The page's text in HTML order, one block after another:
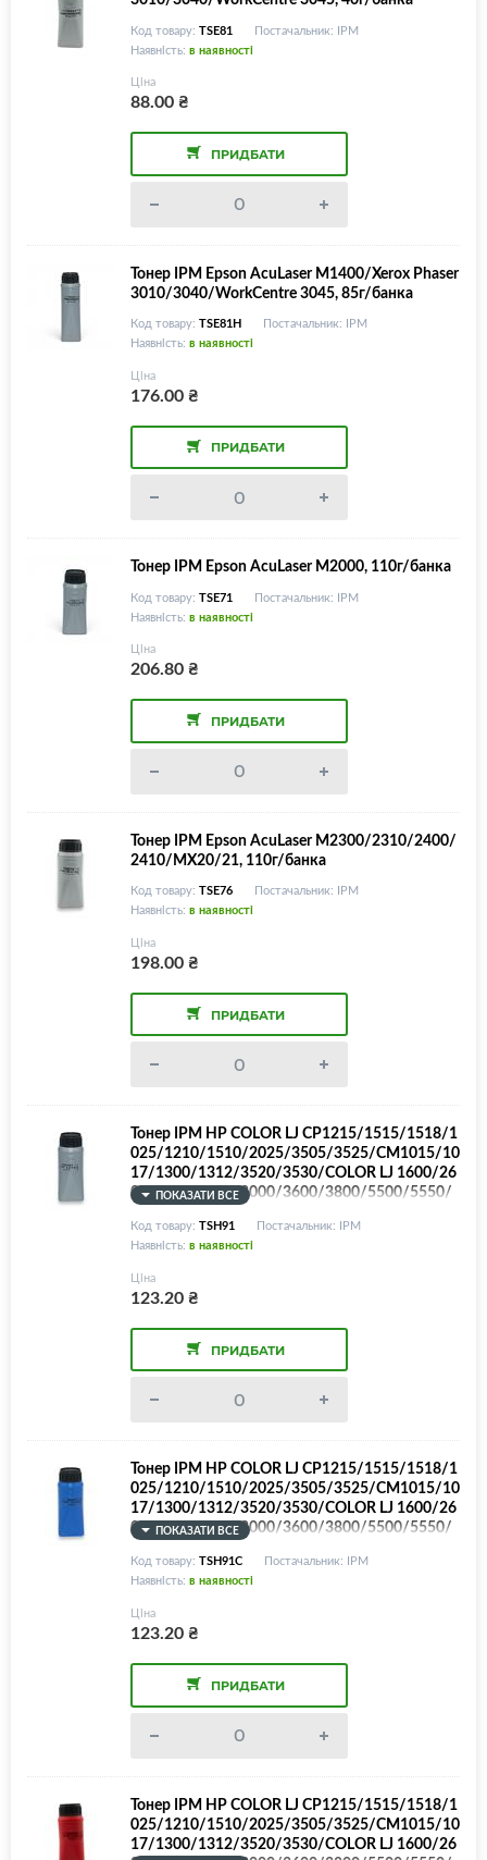
D/8205D, 600г/банка
Код товару: TSE81
Постачальник: IPM
Наявність: в наявності
Ціна
88.00₴
ПРИДБАТИ
Тонер IPM Epson AcuLaser M1400/Xerox Phaser
3010/3040/WorkCentre 3045, 85г/банка
Код товару: TSE81H
Постачальник: IPM
Наявність: в наявності
Ціна
176.00₴
ПРИДБАТИ
Тонер IPM Epson AcuLaser M2000, 110г/банка
Код товару: TSE71
Постачальник: IPM
Наявність: в наявності
Ціна
206.80₴
ПРИДБАТИ
Тонер IPM Epson AcuLaser M2300/2310/2400/
2410/MX20/21, 110г/банка
Код товару: TSE76
Постачальник: IPM
Наявність: в наявності
Ціна
198.00₴
ПРИДБАТИ
Тонер IPM HP COLOR LJ CP1215/1515/1518/1
025/1210/1510/2025/3505/3525/CM1015/10
17/1300/1312/3520/3530/COLOR LJ 1600/26
00/2605/2700/3000/3600/3800/5500/5550/
M175/252/275/277/351/375/377/451/452/4
75/477/551/552/553/Canon LBP5050/5300/7
010/7018/7700/7750/MF8050/8450/9130 та і
нші моделі, Black, 30г/банка
ПОКАЗАТИ ВСЕ
Код товару: TSH91
Постачальник: IPM
Наявність: в наявності
Ціна
123.20₴
ПРИДБАТИ
Тонер IPM HP COLOR LJ CP1215/1515/1518/1
025/1210/1510/2025/3505/3525/CM1015/10
17/1300/1312/3520/3530/COLOR LJ 1600/26
00/2605/2700/3000/3600/3800/5500/5550/
M175/252/275/277/351/375/377/451/452/4
75/477/551/552/553/Canon LBP5050/5300/7
010/7018/7700/7750/MF8050/8450/9130 та і
нші моделі, Cyan, 30г/банка
ПОКАЗАТИ ВСЕ
Код товару: TSH91C
Постачальник: IPM
Наявність: в наявності
Ціна
123.20₴
ПРИДБАТИ
Тонер IPM HP COLOR LJ CP1215/1515/1518/1
025/1210/1510/2025/3505/3525/CM1015/10
17/1300/1312/3520/3530/COLOR LJ 1600/26